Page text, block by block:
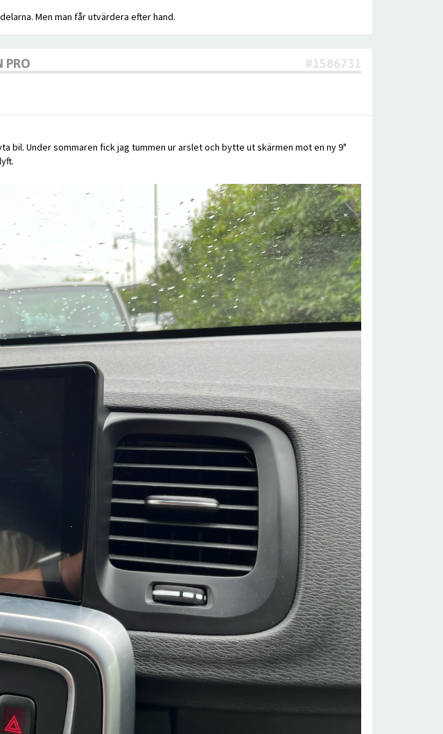
Men man får utvärdera efter hand.
PRO #1586731
bil. Under sommaren fick jag tummen ur arslet och bytte ut skärmen mot en ny 9"